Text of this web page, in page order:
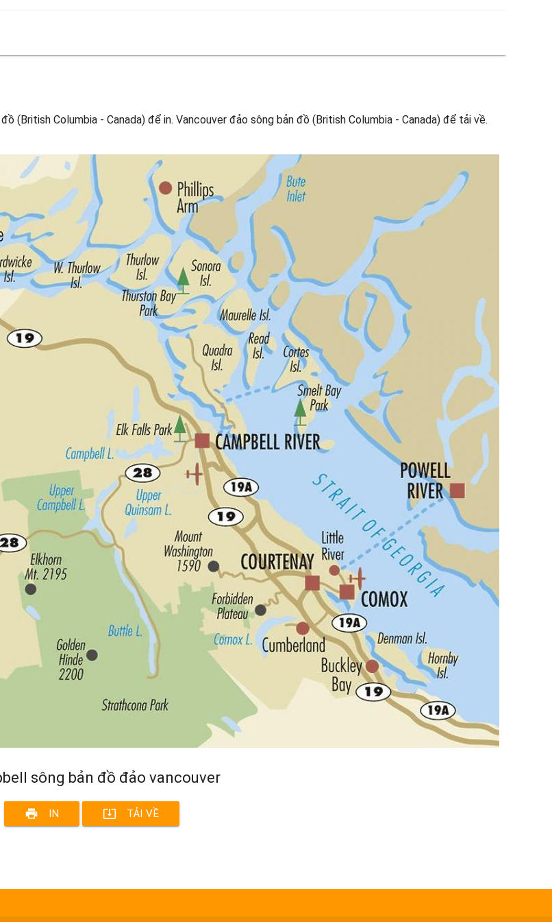
(British Columbia - Canada) để in. Vancouver đảo sông bản đồ (British Columbia - Canada) để tải về.
sông bản đồ đảo vancouver
print IN system_update_alt TẢI VỀ